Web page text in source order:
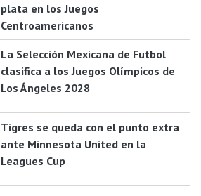
plata en los Juegos
Centroamericanos
La Selección Mexicana de Futbol
clasifica a los Juegos Olímpicos de
Los Ángeles 2028
Tigres se queda con el punto extra
ante Minnesota United en la
Leagues Cup